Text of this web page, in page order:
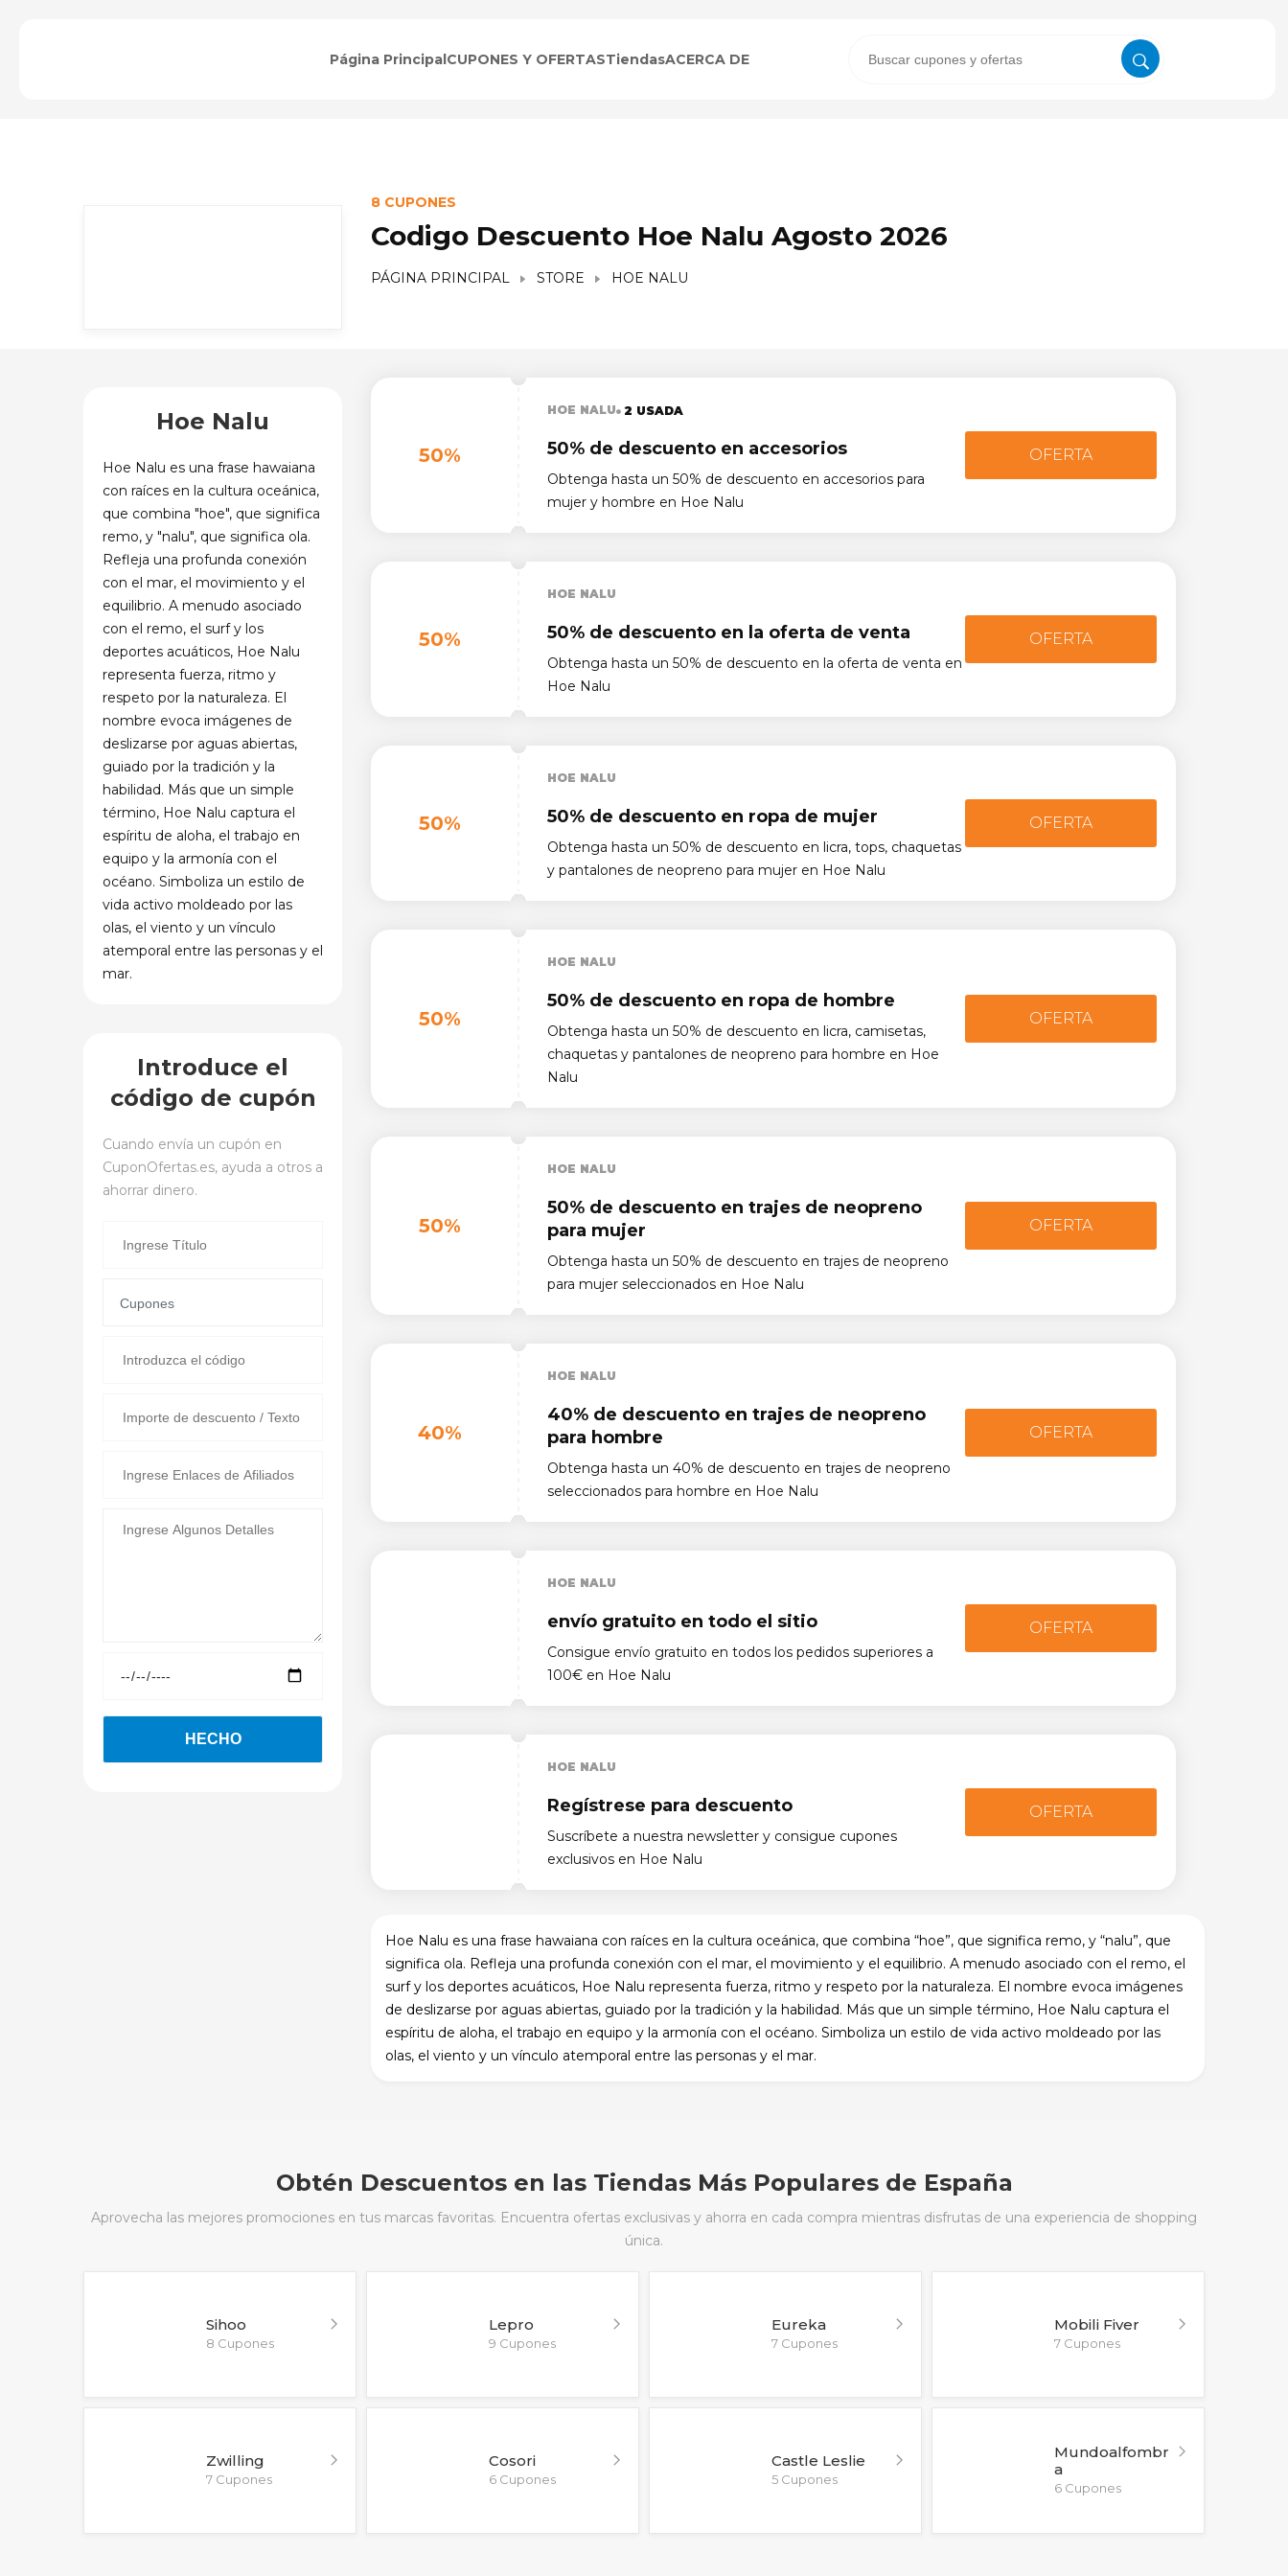
Página PrincipalCUPONES Y OFERTASTiendasACERCA DE
8 CUPONES
Codigo Descuento Hoe Nalu Agosto 2026
PÁGINA PRINCIPAL STORE HOE NALU
50%
HOE NALU 2 USADA
50% de descuento en accesorios
Obtenga hasta un 50% de descuento en accesorios para
mujer y hombre en Hoe Nalu
OFERTA
50%
HOE NALU
50% de descuento en la oferta de venta
Obtenga hasta un 50% de descuento en la oferta de venta en
Hoe Nalu
OFERTA
50%
HOE NALU
50% de descuento en ropa de mujer
Obtenga hasta un 50% de descuento en licra, tops, chaquetas
y pantalones de neopreno para mujer en Hoe Nalu
OFERTA
50%
HOE NALU
50% de descuento en ropa de hombre
Obtenga hasta un 50% de descuento en licra, camisetas,
chaquetas y pantalones de neopreno para hombre en Hoe
Nalu
OFERTA
50%
HOE NALU
50% de descuento en trajes de neopreno
para mujer
Obtenga hasta un 50% de descuento en trajes de neopreno
para mujer seleccionados en Hoe Nalu
OFERTA
40%
HOE NALU
40% de descuento en trajes de neopreno
para hombre
Obtenga hasta un 40% de descuento en trajes de neopreno
seleccionados para hombre en Hoe Nalu
OFERTA
HOE NALU
envío gratuito en todo el sitio
Consigue envío gratuito en todos los pedidos superiores a
100€ en Hoe Nalu
OFERTA
HOE NALU
Regístrese para descuento
Suscríbete a nuestra newsletter y consigue cupones
exclusivos en Hoe Nalu
OFERTA
Hoe Nalu es una frase hawaiana con raíces en la cultura oceánica, que combina “hoe”, que significa remo, y “nalu”, que
significa ola. Refleja una profunda conexión con el mar, el movimiento y el equilibrio. A menudo asociado con el remo, el
surf y los deportes acuáticos, Hoe Nalu representa fuerza, ritmo y respeto por la naturaleza. El nombre evoca imágenes
de deslizarse por aguas abiertas, guiado por la tradición y la habilidad. Más que un simple término, Hoe Nalu captura el
espíritu de aloha, el trabajo en equipo y la armonía con el océano. Simboliza un estilo de vida activo moldeado por las
olas, el viento y un vínculo atemporal entre las personas y el mar.
Hoe Nalu
Hoe Nalu es una frase hawaiana
con raíces en la cultura oceánica,
que combina "hoe", que significa
remo, y "nalu", que significa ola.
Refleja una profunda conexión
con el mar, el movimiento y el
equilibrio. A menudo asociado
con el remo, el surf y los
deportes acuáticos, Hoe Nalu
representa fuerza, ritmo y
respeto por la naturaleza. El
nombre evoca imágenes de
deslizarse por aguas abiertas,
guiado por la tradición y la
habilidad. Más que un simple
término, Hoe Nalu captura el
espíritu de aloha, el trabajo en
equipo y la armonía con el
océano. Simboliza un estilo de
vida activo moldeado por las
olas, el viento y un vínculo
atemporal entre las personas y el
mar.
Introduce el
código de cupón
Cuando envía un cupón en
CuponOfertas.es, ayuda a otros a
ahorrar dinero.
Obtén Descuentos en las Tiendas Más Populares de España
Aprovecha las mejores promociones en tus marcas favoritas. Encuentra ofertas exclusivas y ahorra en cada compra mientras disfrutas de una experiencia de shopping
única.
Sihoo
8 Cupones
Lepro
9 Cupones
Eureka
7 Cupones
Mobili Fiver
7 Cupones
Zwilling
7 Cupones
Cosori
6 Cupones
Castle Leslie
5 Cupones
Mundoalfombr
a
6 Cupones